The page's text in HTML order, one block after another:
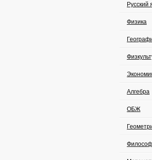
Русский
Физика
Алгебра
ОБЖ